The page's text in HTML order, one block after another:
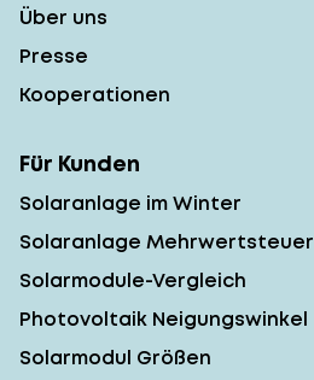
Über uns
Presse
Kooperationen
Für Kunden
Solaranlage im Winter
Solaranlage Mehrwertsteuer
Solarmodule-Vergleich
Photovoltaik Neigungswinkel
Solarmodul Größen